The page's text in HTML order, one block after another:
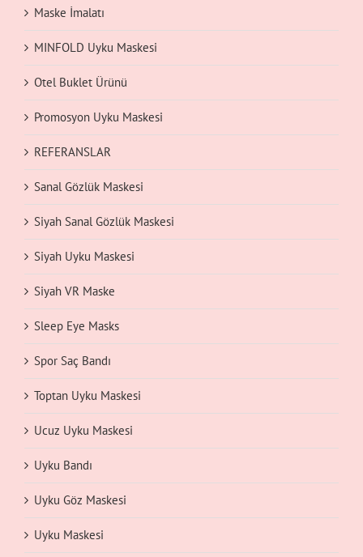
Maske İmalatı
MINFOLD Uyku Maskesi
Otel Buklet Ürünü
Promosyon Uyku Maskesi
REFERANSLAR
Sanal Gözlük Maskesi
Siyah Sanal Gözlük Maskesi
Siyah Uyku Maskesi
Siyah VR Maske
Sleep Eye Masks
Spor Saç Bandı
Toptan Uyku Maskesi
Ucuz Uyku Maskesi
Uyku Bandı
Uyku Göz Maskesi
Uyku Maskesi